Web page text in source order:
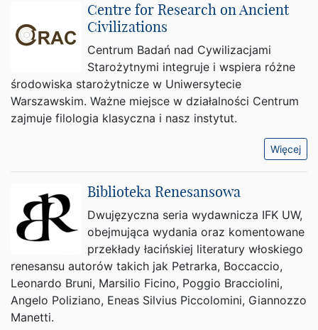
Centre for Research on Ancient
Civilizations
Centrum Badań nad Cywilizacjami
Starożytnymi integruje i wspiera różne
środowiska starożytnicze w Uniwersytecie
Warszawskim. Ważne miejsce w działalności Centrum
zajmuje filologia klasyczna i nasz instytut.
Więcej
Biblioteka Renesansowa
Dwujęzyczna seria wydawnicza IFK UW,
obejmująca wydania oraz komentowane
przekłady łacińskiej literatury włoskiego
renesansu autorów takich jak Petrarka, Boccaccio,
Leonardo Bruni, Marsilio Ficino, Poggio Bracciolini,
Angelo Poliziano, Eneas Silvius Piccolomini, Giannozzo
Manetti.